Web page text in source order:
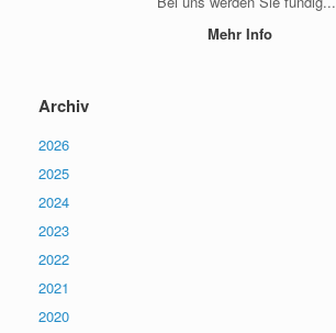
Mehr Info
Archiv
2026
2025
2024
2023
2022
2021
2020